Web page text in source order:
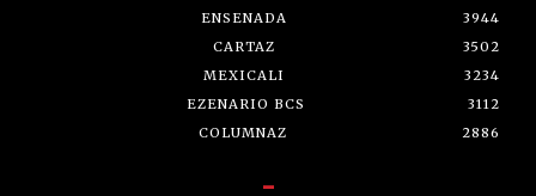
ENSENADA
3944
CARTAZ
3502
MEXICALI
3234
EZENARIO BCS
3112
COLUMNAZ
2886
-